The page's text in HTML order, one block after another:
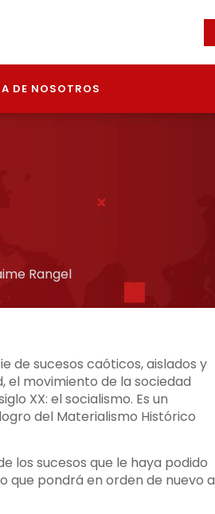
DE NOSOTROS
Rangel
de sucesos caóticos, aislados y
el movimiento de la sociedad
XX: el socialismo. Es un
del Materialismo Histórico
los sucesos que le haya podido
que pondrá en orden de nuevo a